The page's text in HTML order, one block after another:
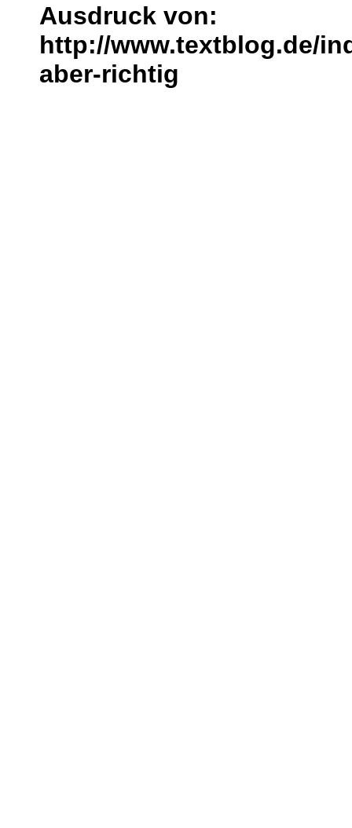
Ausdruck von:
http://www.textblog.de/
aber-richtig